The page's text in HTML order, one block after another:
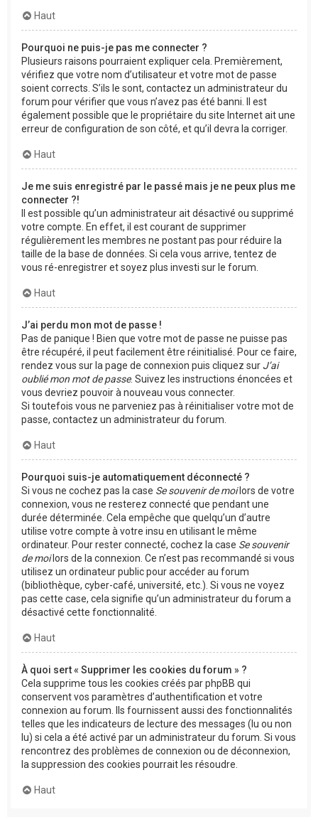
Haut
Pourquoi ne puis-je pas me connecter ?
Plusieurs raisons pourraient expliquer cela. Premièrement,
vérifiez que votre nom d’utilisateur et votre mot de passe
soient corrects. S’ils le sont, contactez un administrateur du
forum pour vérifier que vous n’avez pas été banni. Il est
également possible que le propriétaire du site Internet ait une
erreur de configuration de son côté, et qu’il devra la corriger.
Haut
Je me suis enregistré par le passé mais je ne peux plus me
connecter ?!
Il est possible qu’un administrateur ait désactivé ou supprimé
votre compte. En effet, il est courant de supprimer
régulièrement les membres ne postant pas pour réduire la
taille de la base de données. Si cela vous arrive, tentez de
vous ré-enregistrer et soyez plus investi sur le forum.
Haut
J’ai perdu mon mot de passe !
Pas de panique ! Bien que votre mot de passe ne puisse pas
être récupéré, il peut facilement être réinitialisé. Pour ce faire,
rendez vous sur la page de connexion puis cliquez sur J’ai
oublié mon mot de passe. Suivez les instructions énoncées et
vous devriez pouvoir à nouveau vous connecter.
Si toutefois vous ne parveniez pas à réinitialiser votre mot de
passe, contactez un administrateur du forum.
Haut
Pourquoi suis-je automatiquement déconnecté ?
Si vous ne cochez pas la case Se souvenir de moilors de votre
connexion, vous ne resterez connecté que pendant une
durée déterminée. Cela empêche que quelqu’un d’autre
utilise votre compte à votre insu en utilisant le même
ordinateur. Pour rester connecté, cochez la case Se souvenir
de moilors de la connexion. Ce n’est pas recommandé si vous
utilisez un ordinateur public pour accéder au forum
(bibliothèque, cyber-café, université, etc.). Si vous ne voyez
pas cette case, cela signifie qu’un administrateur du forum a
désactivé cette fonctionnalité.
Haut
À quoi sert « Supprimer les cookies du forum » ?
Cela supprime tous les cookies créés par phpBB qui
conservent vos paramètres d’authentification et votre
connexion au forum. Ils fournissent aussi des fonctionnalités
telles que les indicateurs de lecture des messages (lu ou non
lu) si cela a été activé par un administrateur du forum. Si vous
rencontrez des problèmes de connexion ou de déconnexion,
la suppression des cookies pourrait les résoudre.
Haut